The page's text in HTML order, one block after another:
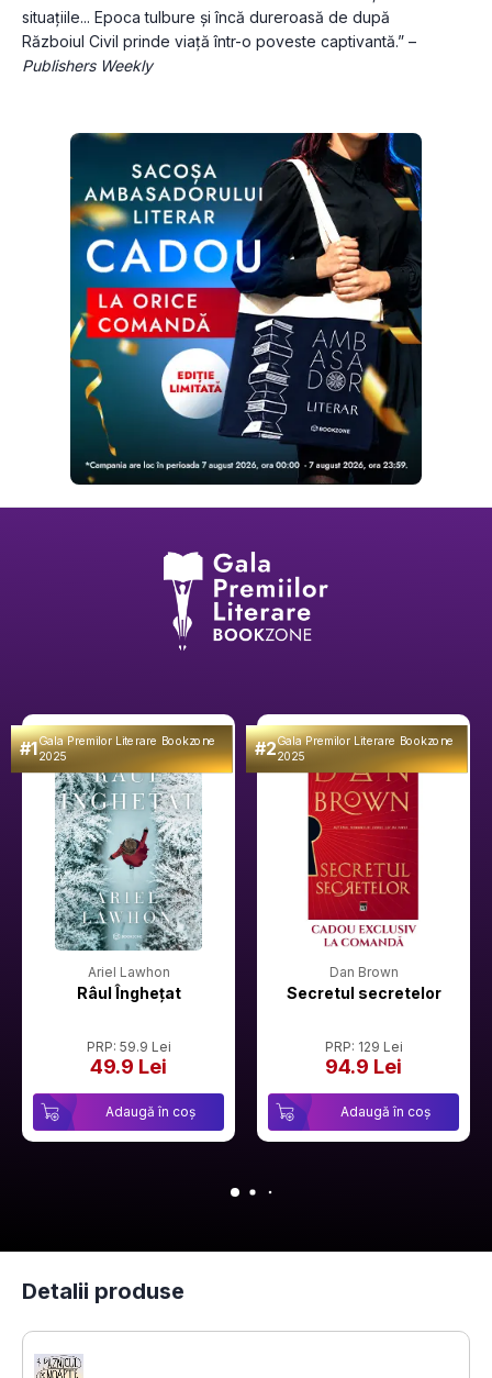
situațiile... Epoca tulbure și încă dureroasă de după
Publishers Weekly
#1Gala Premilor Literare Bookzone
2025
Ariel Lawhon
Râul Înghețat
PRP: 59.9 Lei
49.9 Lei
Adaugă în coș
#2Gala Premilor Literare Bookzone
2025
Dan Brown
Secretul secretelor
PRP: 129 Lei
94.9 Lei
Adaugă în coș
Detalii produse